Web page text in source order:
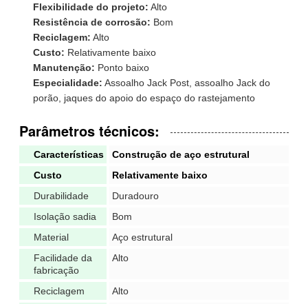
Flexibilidade do projeto: Alto
Resistência de corrosão: Bom
Reciclagem: Alto
Custo: Relativamente baixo
Manutenção: Ponto baixo
Especialidade: Assoalho Jack Post, assoalho Jack do
porão, jaques do apoio do espaço do rastejamento
Parâmetros técnicos:
Características
Construção de aço estrutural
Custo
Relativamente baixo
Durabilidade
Duradouro
Isolação sadia
Bom
Material
Aço estrutural
Facilidade da
fabricação
Alto
Reciclagem
Alto